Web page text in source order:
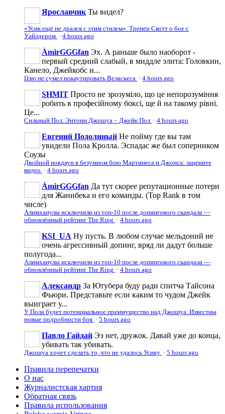
Ярославчик Ты видел?
«Усик ещё не дрался с этим стилем». Тренер Скотт о бое с
Уайлдером · 4 hours ago
ÀmirGGGfan Эх. А раньше было наоборот -
первый средний слабый, в миддле элита: Головкин,
Канело, Джейкобс и...
Цзю не сумел нокаутировать Веласкеса · 4 hours ago
SHMIT Просто не зрозуміло, що це непорозуміння
робить в професійному боксі, ще й на такому рівні.
Це...
Сильный Пол. Энтони Джошуа – Джейк Пол · 4 hours ago
Евгений Подолиный Не пойму где вы там
увидели Пола Кролла. Эспадас же был соперником
Соузы
Двойной нокдаун в безумном бою Мартинеса и Джонса: зацените
видео · 4 hours ago
ÀmirGGGfan Да тут скорее репутационные потери
для Жанибека и его команды. (Top Rank в том
числе)
Алимханулы исключили из топ-10 после допингового скандала —
обновлённый рейтинг The Ring · 4 hours ago
KSI_UA Ну пусть. В любом случае мельдоний не
очень агрессивньій допинг, вряд ли дадут больше
полугода...
Алимханулы исключили из топ-10 после допингового скандала —
обновлённый рейтинг The Ring · 4 hours ago
Александр За Ютубера буду ради спитча Тайсона
Фьюри. Представьте если каким то чудом Джейк
выиграет у...
У Пола будет потенциальное преимущество над Джошуа. Известны
новые подробности боя · 5 hours ago
Павло Гайдай Ээ нет, дружок. Давай уже до конца,
убивать так убивать.
Джошуа хочет сделать то, что не удалось Усику · 5 hours ago
Правила перепечатки
О нас
Журналистская хартия
Обратная связь
Правила использования